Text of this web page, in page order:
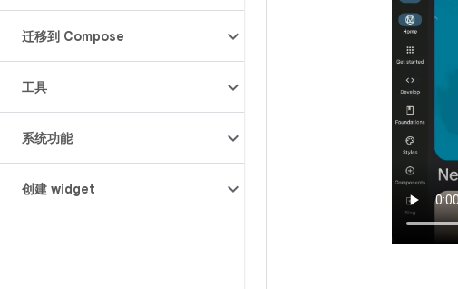
迁移到 Compose
工具
系统功能
创建 widget